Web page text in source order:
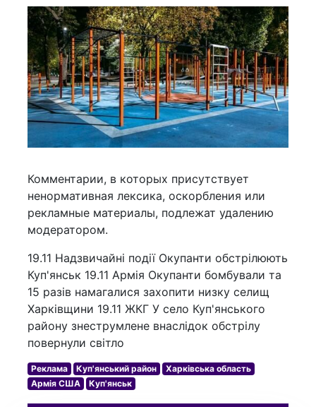
Комментарии, в которых присутствует
ненормативная лексика, оскорбления или
рекламные материалы, подлежат удалению
модератором.
19.11 Надзвичайні події Окупанти обстрілюють
Куп'янськ 19.11 Армія Окупанти бомбували та
15 разів намагалися захопити низку селищ
Харківщини 19.11 ЖКГ У село Куп'янського
району знеструмлене внаслідок обстрілу
повернули світло
Реклама Куп'янський район
Харківська область
Армія США
Куп'янськ